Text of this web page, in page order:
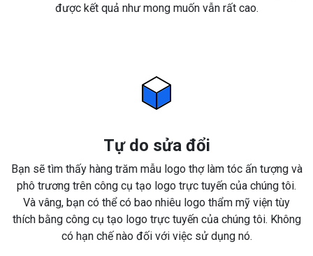
được kết quả như mong muốn vẫn rất cao.
Tự do sửa đổi
Bạn sẽ tìm thấy hàng trăm mẫu logo thợ làm tóc ấn tượng và
phô trương trên công cụ tạo logo trực tuyến của chúng tôi.
Và vâng, bạn có thể có bao nhiêu logo thẩm mỹ viện tùy
thích bằng công cụ tạo logo trực tuyến của chúng tôi. Không
có hạn chế nào đối với việc sử dụng nó.